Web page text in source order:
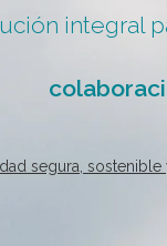
integral
segura,